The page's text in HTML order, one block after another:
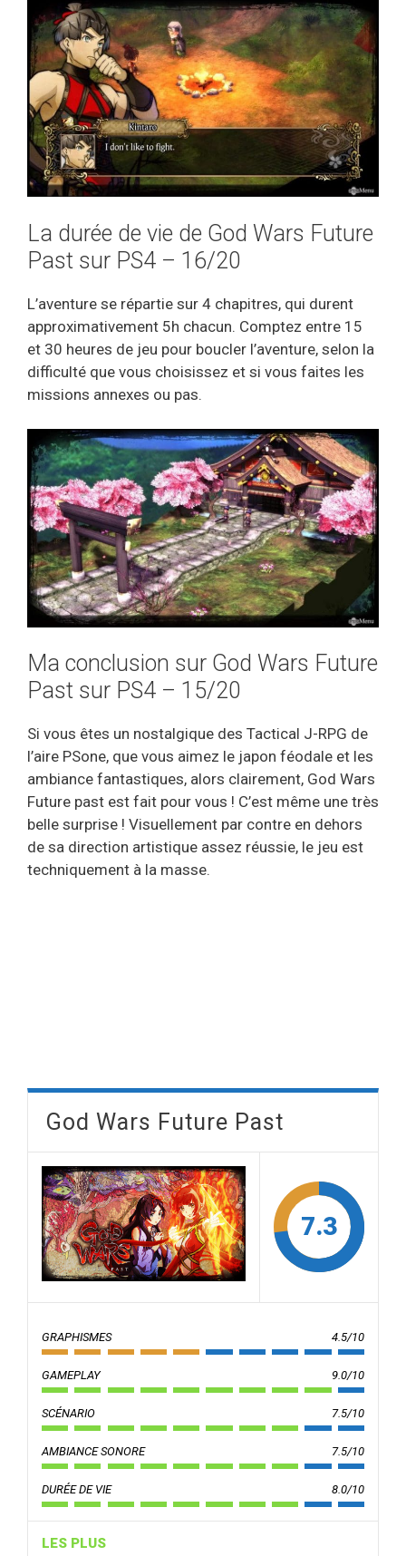
La durée de vie de God Wars Future
Past sur PS4 – 16/20
L’aventure se répartie sur 4 chapitres, qui durent
approximativement 5h chacun. Comptez entre 15
et 30 heures de jeu pour boucler l’aventure, selon la
difficulté que vous choisissez et si vous faites les
missions annexes ou pas.
Ma conclusion sur God Wars Future
Past sur PS4 – 15/20
Si vous êtes un nostalgique des Tactical J-RPG de
l’aire PSone, que vous aimez le japon féodale et les
ambiance fantastiques, alors clairement, God Wars
Future past est fait pour vous ! C’est même une très
belle surprise ! Visuellement par contre en dehors
de sa direction artistique assez réussie, le jeu est
techniquement à la masse.
God Wars Future Past
7.3
GRAPHISMES 4.5/10
GAMEPLAY 9.0/10
SCÉNARIO 7.5/10
AMBIANCE SONORE 7.5/10
DURÉE DE VIE 8.0/10
LES PLUS